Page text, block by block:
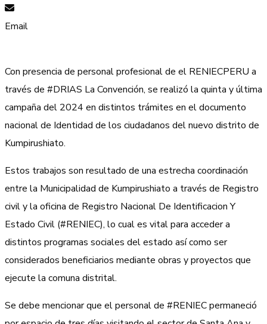
Email
Con presencia de personal profesional de el RENIECPERU a
través de #DRIAS La Convención, se realizó la quinta y última
campaña del 2024 en distintos trámites en el documento
nacional de Identidad de los ciudadanos del nuevo distrito de
Kumpirushiato.
Estos trabajos son resultado de una estrecha coordinación
entre la Municipalidad de Kumpirushiato a través de Registro
civil y la oficina de Registro Nacional De Identificacion Y
Estado Civil (#RENIEC), lo cual es vital para acceder a
distintos programas sociales del estado así como ser
considerados beneficiarios mediante obras y proyectos que
ejecute la comuna distrital.
Se debe mencionar que el personal de #RENIEC permaneció